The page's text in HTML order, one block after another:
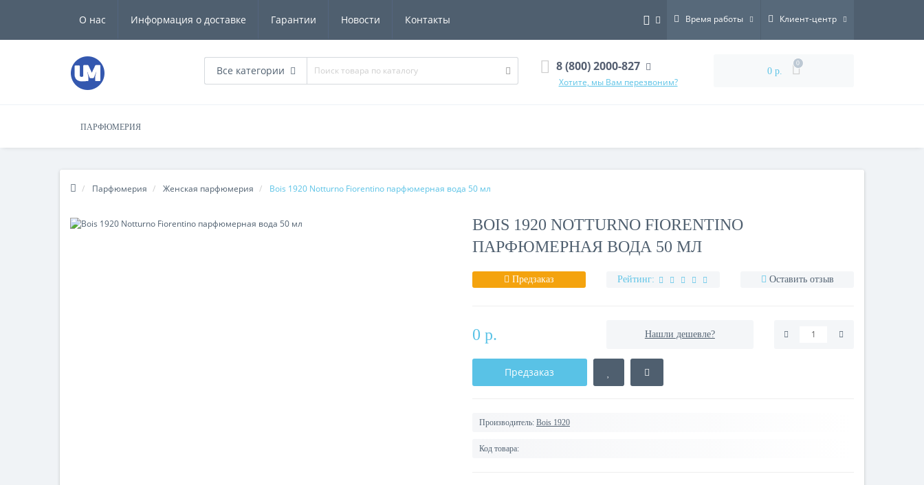
О нас Информация о доставке Гарантии Новости Контакты Время работы Клиент-центр
Все категории 8 (800) 2000-827
Хотите, мы Вам перезвоним?
0 р.
0
ПАРФЮМЕРИЯ
Парфюмерия Женская парфюмерия Bois 1920 Notturno Fiorentino парфюмерная вода 50 мл
BOIS 1920 NOTTURNO FIORENTINO
ПАРФЮМЕРНАЯ ВОДА 50 МЛ
Предзаказ Рейтинг: Оставить отзыв
0 р. Нашли дешевле?
Предзаказ
Производитель: Bois 1920
Код товара: